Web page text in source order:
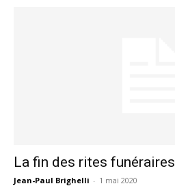
La fin des rites funéraires
Jean-Paul Brighelli - 1 mai 2020